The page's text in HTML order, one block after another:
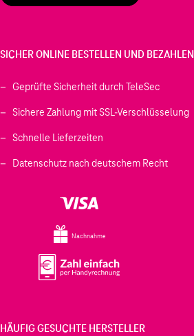
SICHER ONLINE BESTELLEN UND BEZAHLEN
Geprüfte Sicherheit durch TeleSec
Sichere Zahlung mit SSL-Verschlüsselung
Schnelle Lieferzeiten
Datenschutz nach deutschem Recht
Nachnahme
HÄUFIG GESUCHTE HERSTELLER